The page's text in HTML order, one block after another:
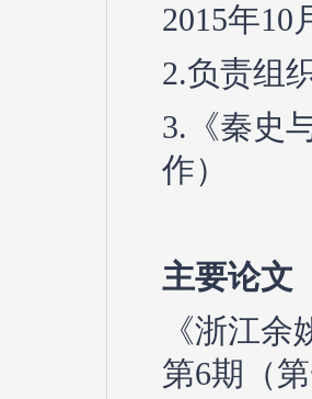
2015年10
2.负责组
3.《秦史
作）
主要论文
《浙江
第6期（